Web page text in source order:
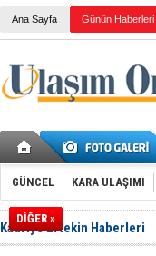
Ana Sayfa Günün Haberleri
GÜNCEL KARA ULAŞIMI
DİĞER »
Kadriye Ertekin Haberleri